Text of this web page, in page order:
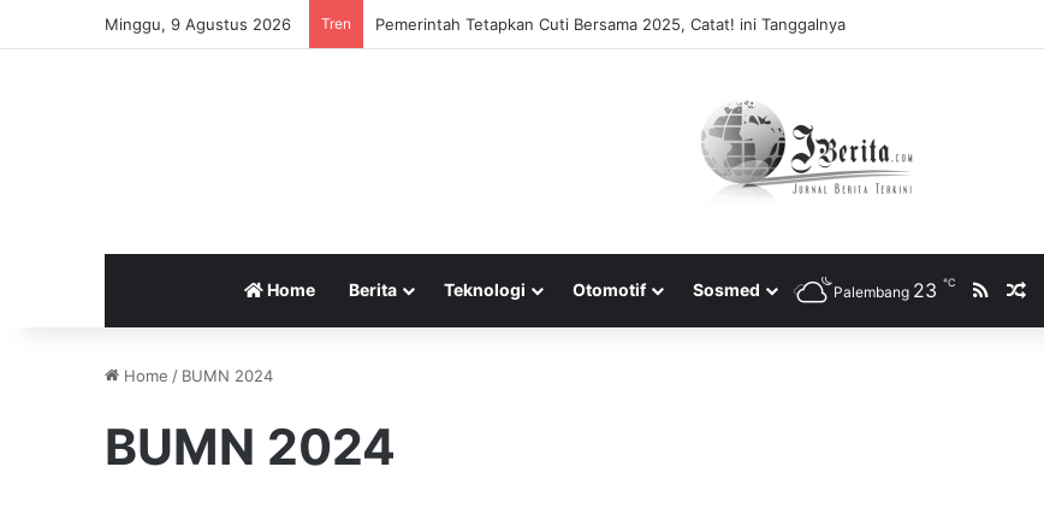
Minggu, 9 Agustus 2026 Tren Pemerintah Tetapkan Cuti Bersama 2025, Catat! ini Tanggalnya
Home Berita Teknologi Otomotif Sosmed Palembang 23 ℃ RSS
Home / BUMN 2024
BUMN 2024